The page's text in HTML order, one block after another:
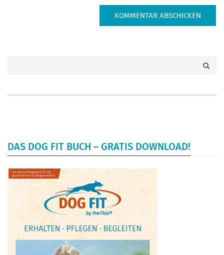
DAS DOG FIT BUCH – GRATIS DOWNLOAD!